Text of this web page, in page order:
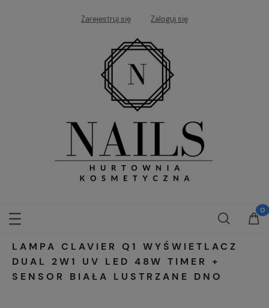
Zarejestruj się Zaloguj się
LAMPA CLAVIER Q1 WYŚWIETLACZ
DUAL 2W1 UV LED 48W TIMER +
SENSOR BIAŁA LUSTRZANE DNO